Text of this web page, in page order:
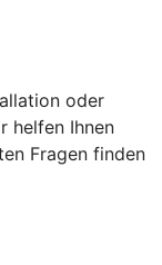
oder
helfen Ihnen
Fragen finden